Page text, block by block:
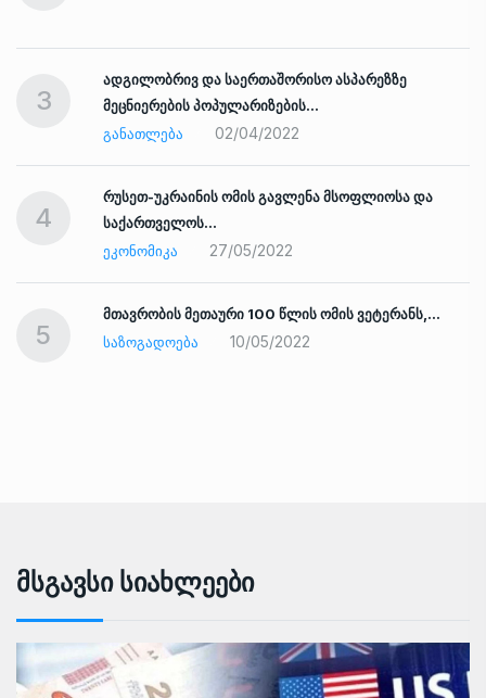
3
ადგილობრივ და საერთაშორისო ასპარეზზე
მეცნიერების პოპულარიზების…
ᲒᲐᲜᲐᲗᲚᲔᲑᲐ
02/04/2022
4
რუსეთ-უკრაინის ომის გავლენა მსოფლიოსა და
საქართველოს…
ᲔᲙᲝᲜᲝᲛᲘᲙᲐ
27/05/2022
5
მთავრობის მეთაური 100 წლის ომის ვეტერანს,…
ᲡᲐᲖᲝᲒᲐᲓᲝᲔᲑᲐ
10/05/2022
Მსგავსი Სიახლეები